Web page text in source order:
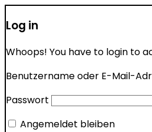
Log in
Whoops! You have to login to
Benutzername oder E-Mail-
Passwort
Angemeldet bleiben